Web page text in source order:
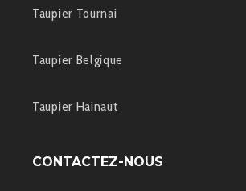
Taupier Tournai
Taupier Belgique
Taupier Hainaut
CONTACTEZ-NOUS